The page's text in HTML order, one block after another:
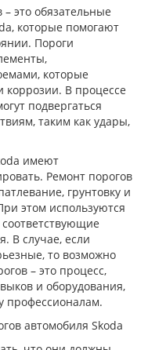
это обязательные
которые помогают
Пороги
которые
В процессе
подвергаться
таким как удары,
имеют
Ремонт порогов
грунтовку и
этом используются
В случае, если
то возможно
– это процесс,
и оборудования,
профессионалам.